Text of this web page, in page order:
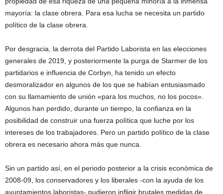
mayoría: la clase obrera. Para esa lucha se necesita un partido
político de la clase obrera.
Por desgracia, la derrota del Partido Laborista en las elecciones
generales de 2019, y posteriormente la purga de Starmer de los
partidarios e influencia de Corbyn, ha tenido un efecto
desmoralizador en algunos de los que se habían entusiasmado
con su llamamiento de unión «para los muchos, no los pocos».
Algunos han perdido, durante un tiempo, la confianza en la
posibilidad de construir una fuerza política que luche por los
intereses de los trabajadores. Pero un partido político de la clase
obrera es necesario ahora más que nunca.
Sin un partido así, en el periodo posterior a la crisis económica de
2008-09, los conservadores y los liberales -con la ayuda de los
ayuntamientos laboristas- pudieron infligir brutales medidas de